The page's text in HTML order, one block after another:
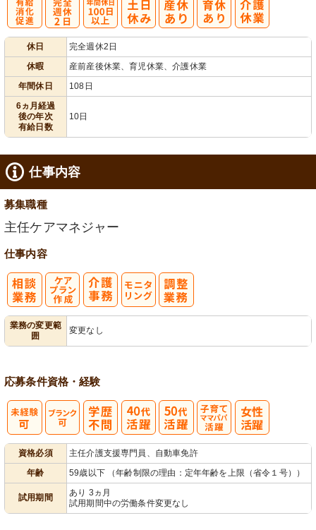
休日
完全週休2日
休暇
産前産後休業、育児休業、介護休業
年間休日
108日
6ヵ月経過
後の年次
有給日数
10日
仕事内容
募集職種
主任ケアマネジャー
仕事内容
業務の変更範
囲
変更なし
応募条件資格・経験
資格必須
主任介護支援専門員、自動車免許
年齢
59歳以下 （年齢制限の理由：定年年齢を上限（省令１号））
試用期間
あり 3ヵ月
試用期間中の労働条件変更なし